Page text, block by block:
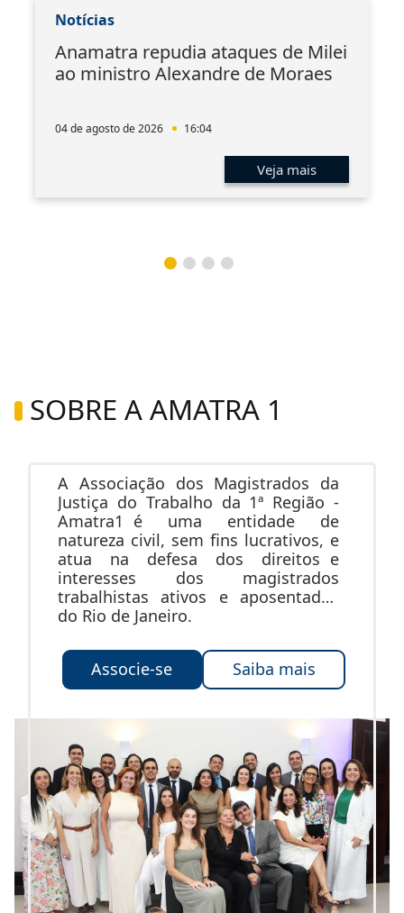
Notícias
Anamatra repudia ataques de Milei
ao ministro Alexandre de Moraes
04 de agosto de 2026 16:04
Veja mais
SOBRE A AMATRA 1
A Associação dos Magistrados da
Justiça do Trabalho da 1ª Região -
Amatra1 é uma entidade de
natureza civil, sem fins lucrativos, e
atua na defesa dos direitos e
interesses dos magistrados
trabalhistas ativos e aposentados
do Rio de Janeiro.
Associe-se Saiba mais